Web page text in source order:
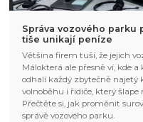
Správa vozového
tiše unikají peníze
Většina firem tuší, že jejich
Málokterá ale přesně ví, kde
odhalí každý zbytečně najetý
volnoběhu i řidiče, který šlape
Přečtěte si, jak proměnit
správě vozového parku.